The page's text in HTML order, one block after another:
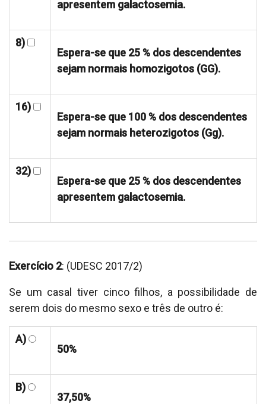
apresentem galactosemia.
8)
Espera-se que 25 % dos descendentes
sejam normais homozigotos (GG).
16)
Espera-se que 100 % dos descendentes
sejam normais heterozigotos (Gg).
32)
Espera-se que 25 % dos descendentes
apresentem galactosemia.
Exercício 2: (UDESC 2017/2)
Se um casal tiver cinco filhos, a possibilidade de
serem dois do mesmo sexo e três de outro é:
A)
50%
B)
37,50%